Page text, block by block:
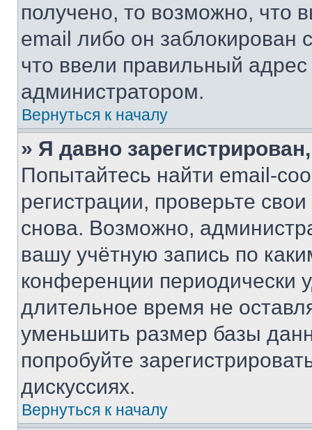
получено, то возможно, что
email либо он
что ввели правильный адрес
администратором.
Вернуться к началу
» Я давно
Попытайтесь найти email-
регистрации, проверьте
снова. Возможно,
вашу учётную запись по
конференции периодически
длительное время не
уменьшить размер базы
попробуйте
дискуссиях.
Вернуться к началу